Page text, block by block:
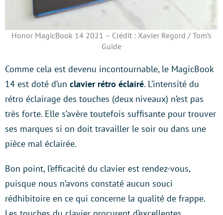
Honor MagicBook 14 2021 – Crédit : Xavier Regord / Tom’s
Guide
Comme cela est devenu incontournable, le MagicBook
14 est doté d’un clavier rétro éclairé. L’intensité du
rétro éclairage des touches (deux niveaux) n’est pas
très forte. Elle s’avère toutefois suffisante pour trouver
ses marques si on doit travailler le soir ou dans une
pièce mal éclairée.
Bon point, l’efficacité du clavier est rendez-vous,
puisque nous n’avons constaté aucun souci
rédhibitoire en ce qui concerne la qualité de frappe.